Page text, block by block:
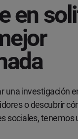
en
una investigación
o descubrir
sociales, tenemos